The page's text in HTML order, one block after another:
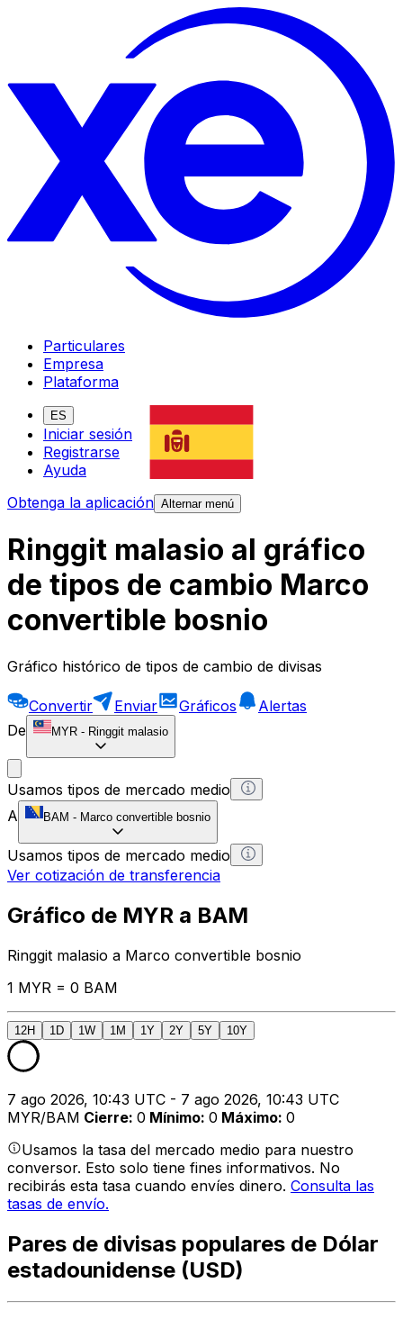
Particulares
Empresa
Plataforma
ES
Iniciar sesión
Registrarse
Ayuda
Obtenga la aplicación Alternar menú
Ringgit malasio al gráfico
de tipos de cambio Marco
convertible bosnio
Gráfico histórico de tipos de cambio de divisas
Convertir Enviar Gráficos
Alertas
De
MYR - Ringgit malasio
Usamos tipos de mercado medio
A
BAM - Marco convertible bosnio
Usamos tipos de mercado medio
Ver cotización de transferencia
Gráfico de MYR a BAM
Ringgit malasio a Marco convertible bosnio
1 MYR = 0 BAM
12H 1D 1W 1M 1Y 2Y 5Y 10Y
7 ago 2026, 10:43 UTC - 7 ago 2026, 10:43 UTC
MYR/BAM Cierre: 0 Mínimo: 0 Máximo: 0
Usamos la tasa del mercado medio para nuestro
conversor. Esto solo tiene fines informativos. No
recibirás esta tasa cuando envíes dinero. Consulta las
tasas de envío.
Pares de divisas populares de Dólar
estadounidense (USD)